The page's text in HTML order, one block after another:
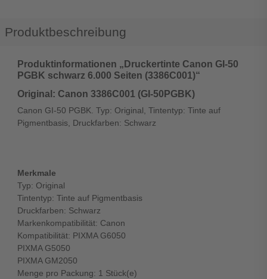
Produktbeschreibung
Produktinformationen „Druckertinte Canon GI-50
PGBK schwarz 6.000 Seiten (3386C001)“
Original: Canon 3386C001 (GI-50PGBK)
Canon GI-50 PGBK. Typ: Original, Tintentyp: Tinte auf
Pigmentbasis, Druckfarben: Schwarz
Merkmale
Typ: Original
Tintentyp: Tinte auf Pigmentbasis
Druckfarben: Schwarz
Markenkompatibilität: Canon
Kompatibilität: PIXMA G6050
PIXMA G5050
PIXMA GM2050
Menge pro Packung: 1 Stück(e)